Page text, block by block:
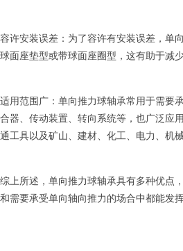
容许安装误差：为了容许有安装误差，单
球面座垫型或带球面座圈型，这有助于减
适用范围广：单向推力球轴承常用于需要
合器、传动装置、转向系统等，也广泛应
通工具以及矿山、建材、化工、电力、机
综上所述，单向推力球轴承具有多种优点
和需要承受单向轴向推力的场合中都能发